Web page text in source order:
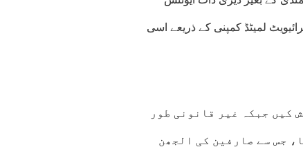
لمیٹڈ کمپنی کے ذریعے اسی
کیں جبکہ غیر قانونی طور
جس سے صارفین کی الجھن